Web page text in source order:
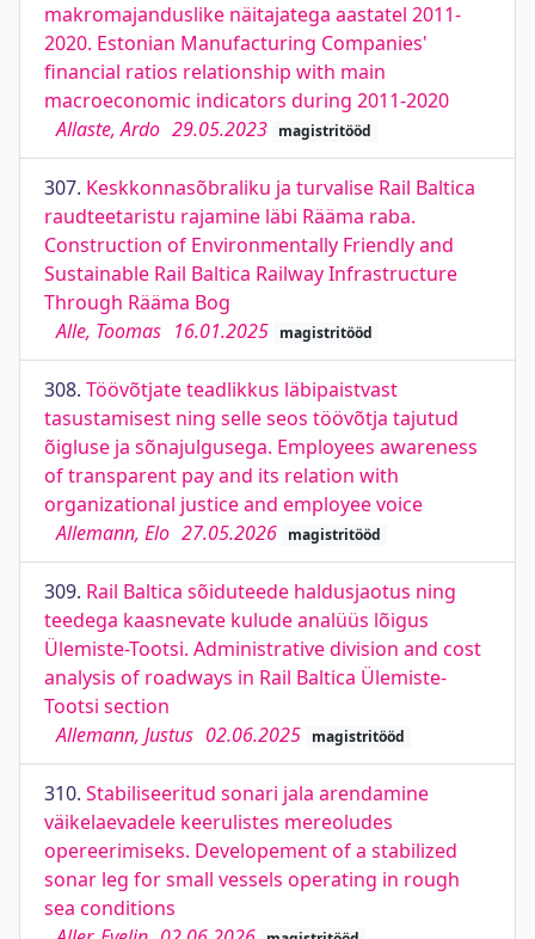
makromajanduslike näitajatega aastatel 2011-
2020. Estonian Manufacturing Companies'
financial ratios relationship with main
macroeconomic indicators during 2011-2020
Allaste, Ardo 29.05.2023 magistritööd
307. Keskkonnasõbraliku ja turvalise Rail Baltica
raudteetaristu rajamine läbi Rääma raba.
Construction of Environmentally Friendly and
Sustainable Rail Baltica Railway Infrastructure
Through Rääma Bog
Alle, Toomas 16.01.2025 magistritööd
308. Töövõtjate teadlikkus läbipaistvast
tasustamisest ning selle seos töövõtja tajutud
õigluse ja sõnajulgusega. Employees awareness
of transparent pay and its relation with
organizational justice and employee voice
Allemann, Elo 27.05.2026 magistritööd
309. Rail Baltica sõiduteede haldusjaotus ning
teedega kaasnevate kulude analüüs lõigus
Ülemiste-Tootsi. Administrative division and cost
analysis of roadways in Rail Baltica Ülemiste-
Tootsi section
Allemann, Justus 02.06.2025 magistritööd
310. Stabiliseeritud sonari jala arendamine
väikelaevadele keerulistes mereoludes
opereerimiseks. Developement of a stabilized
sonar leg for small vessels operating in rough
sea conditions